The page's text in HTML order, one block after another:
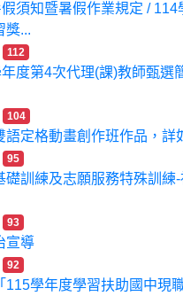
須知暨暑假作業規定 / 114
獎...
112
度第4次代理(課)教師甄選
104
語定格動畫創作班作品，詳
95
礎訓練及志願服務特殊訓練-
93
宣導
92
115學年度學習扶助國中現